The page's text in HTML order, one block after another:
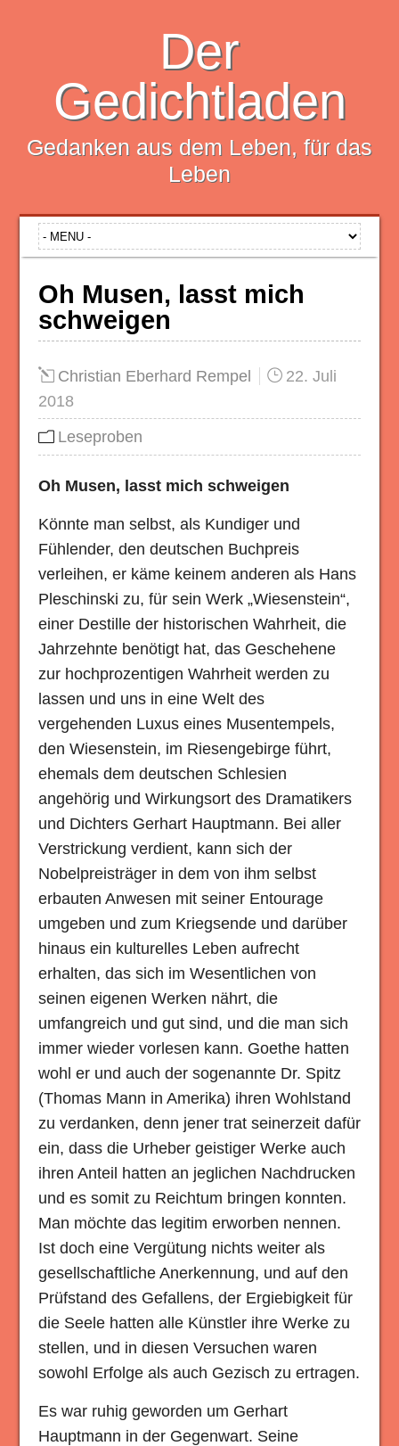
Der
Gedichtladen
Gedanken aus dem Leben, für das
Leben
Oh Musen, lasst mich
schweigen
Christian Eberhard Rempel
22. Juli
2018
Leseproben
Oh Musen, lasst mich schweigen
Könnte man selbst, als Kundiger und
Fühlender, den deutschen Buchpreis
verleihen, er käme keinem anderen als Hans
Pleschinski zu, für sein Werk „Wiesenstein“,
einer Destille der historischen Wahrheit, die
Jahrzehnte benötigt hat, das Geschehene
zur hochprozentigen Wahrheit werden zu
lassen und uns in eine Welt des
vergehenden Luxus eines Musentempels,
den Wiesenstein, im Riesengebirge führt,
ehemals dem deutschen Schlesien
angehörig und Wirkungsort des Dramatikers
und Dichters Gerhart Hauptmann. Bei aller
Verstrickung verdient, kann sich der
Nobelpreisträger in dem von ihm selbst
erbauten Anwesen mit seiner Entourage
umgeben und zum Kriegsende und darüber
hinaus ein kulturelles Leben aufrecht
erhalten, das sich im Wesentlichen von
seinen eigenen Werken nährt, die
umfangreich und gut sind, und die man sich
immer wieder vorlesen kann. Goethe hatten
wohl er und auch der sogenannte Dr. Spitz
(Thomas Mann in Amerika) ihren Wohlstand
zu verdanken, denn jener trat seinerzeit dafür
ein, dass die Urheber geistiger Werke auch
ihren Anteil hatten an jeglichen Nachdrucken
und es somit zu Reichtum bringen konnten.
Man möchte das legitim erworben nennen.
Ist doch eine Vergütung nichts weiter als
gesellschaftliche Anerkennung, und auf den
Prüfstand des Gefallens, der Ergiebigkeit für
die Seele hatten alle Künstler ihre Werke zu
stellen, und in diesen Versuchen waren
sowohl Erfolge als auch Gezisch zu ertragen.
Es war ruhig geworden um Gerhart
Hauptmann in der Gegenwart. Seine